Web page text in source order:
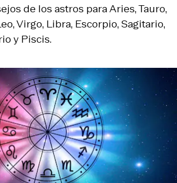
de los astros para Aries, Tauro,
Virgo, Libra, Escorpio, Sagitario,
y Piscis.